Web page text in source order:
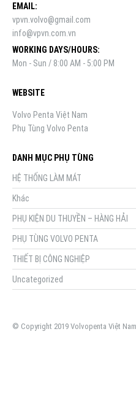
EMAIL:
vpvn.volvo@gmail.com
info@vpvn.com.vn
WORKING DAYS/HOURS:
Mon - Sun / 8:00 AM - 5:00 PM
WEBSITE
Volvo Penta Việt Nam
Phụ Tùng Volvo Penta
DANH MỤC PHỤ TÙNG
HỆ THỐNG LÀM MÁT
Khác
PHỤ KIỆN DU THUYỀN – HÀNG HẢI
PHỤ TÙNG VOLVO PENTA
THIẾT BỊ CÔNG NGHIỆP
Uncategorized
© Copyright 2019 Volvopenta Việt